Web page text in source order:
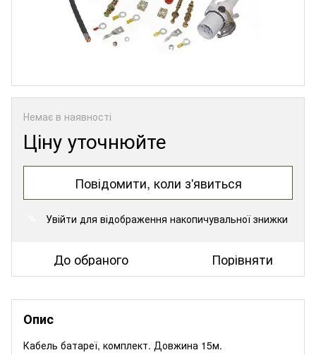
Немає в наявності
Ціну уточнюйте
Повідомити, коли з'явиться
Увійти для відображення накопичувальної знижки
До обраного Порівняти
Опис
Кабель батареї, комплект. Довжина 15м.